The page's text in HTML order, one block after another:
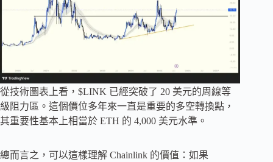
從技術圖表上看，$LINK 已經突破了 20 美元的周線等
級阻力區。這個價位多年來一直是重要的多空轉換點，
其重要性基本上相當於 ETH 的 4,000 美元水準。
總而言之，可以這樣理解 Chainlink 的價值：如果